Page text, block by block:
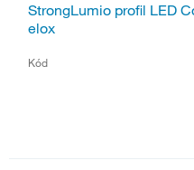
StrongLumio profil LED
elox
Kód